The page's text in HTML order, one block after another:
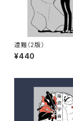
遭難（2版）
¥440